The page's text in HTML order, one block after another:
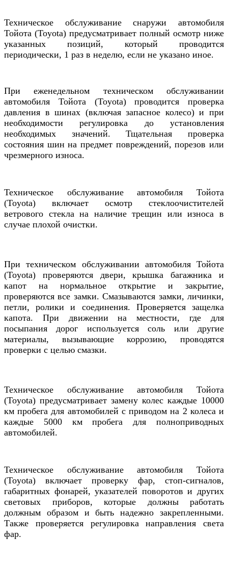
Техническое обслуживание снаружи автомобиля
Тойота (Toyota) предусматривает полный осмотр ниже
указанных позиций, который проводится
периодически, 1 раз в неделю, если не указано иное.
При еженедельном техническом обслуживании
автомобиля Тойота (Toyota)проводится проверка
давления в шинах (включая запасное колесо) и при
необходимости регулировка до установления
необходимых значений. Тщательная проверка
состояния шин на предмет повреждений, порезов или
чрезмерного износа.
Техническое обслуживание автомобиля Тойота
(Toyota) включает осмотр стеклоочистителей
ветрового стекла на наличие трещин или износа в
случае плохой очистки.
При техническом обслуживании автомобиля Тойота
(Toyota) проверяются двери, крышка багажника и
капот на нормальное открытие и закрытие,
проверяются все замки. Смазываются замки, личинки,
петли, ролики и соединения. Проверяется защелка
капота. При движении на местности, где для
посыпания дорог используется соль или другие
материалы, вызывающие коррозию, проводятся
проверки с целью смазки.
Техническое обслуживаниеавтомобиляТойота
(Toyota) предусматривает замену колес каждые 10000
км пробега для автомобилей с приводом на 2 колеса и
каждые 5000 км пробега для полноприводных
автомобилей.
Техническое обслуживаниеавтомобиляТойота
(Toyota) включает проверку фар, стоп-сигналов,
габаритных фонарей, указателей поворотов и других
световых приборов, которые должны работать
должным образом и быть надежно закрепленными.
Также проверяется регулировка направления света
фар.